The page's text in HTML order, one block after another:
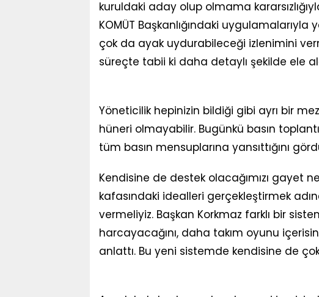
kuruldaki aday olup olmama
KOMÜT Başkanlığındaki
çok da ayak uydurabileceği izlenimini
süreçte tabii ki daha detaylı şekilde ele
Yöneticilik hepinizin bildiği gibi ayrı bir
hüneri olmayabilir. Bugünkü basın
tüm basın mensuplarına yansıttığını
Kendisine de destek olacağımızı gayet
kafasındaki idealleri gerçekleştirmek
vermeliyiz. Başkan Korkmaz farklı bir
harcayacağını, daha takım oyunu
anlattı. Bu yeni sistemde kendisine de